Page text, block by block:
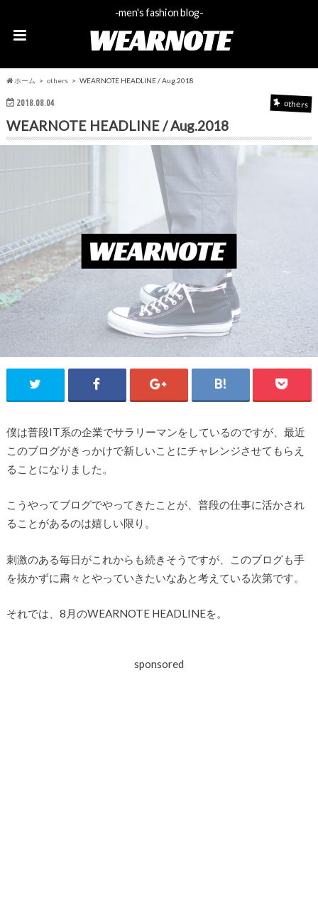
-men's fashion blog-
WEARNOTE
ホーム others WEARNOTE HEADLINE / Aug.2018
2018.08.04 others
WEARNOTE HEADLINE / Aug.2018
僕は普段IT系の企業でサラリーマンをしているのですが、最近
このブログがきっかけで新しいことにチャレンジさせてもらえ
ることになりました。
こうやってブログでやってきたことが、普段の仕事に活かされ
ることがあるのは嬉しい限り。
刺激のある毎日がこれからも続きそうですが、このブログも手
を抜かずに粛々とやっていきたいなあと考えている次第です。
それでは、8月のWEARNOTE HEADLINEを。
sponsored